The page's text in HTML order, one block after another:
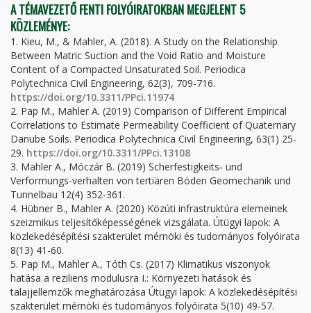
A TÉMAVEZETŐ FENTI FOLYÓIRATOKBAN MEGJELENT 5
KÖZLEMÉNYE:
1. Kieu, M., & Mahler, A. (2018). A Study on the Relationship
Between Matric Suction and the Void Ratio and Moisture
Content of a Compacted Unsaturated Soil. Periodica
Polytechnica Civil Engineering, 62(3), 709-716.
https://doi.org/10.3311/PPci.11974
2. Pap M., Mahler A. (2019) Comparison of Different Empirical
Correlations to Estimate Permeability Coefficient of Quaternary
Danube Soils. Periodica Polytechnica Civil Engineering, 63(1) 25-
29. https://doi.org/10.3311/PPci.13108
3. Mahler A., Móczár B. (2019) Scherfestigkeits‐ und
Verformungs-verhalten von tertiären Böden Geomechanik und
Tunnelbau 12(4) 352-361.
4. Hübner B., Mahler A. (2020) Közúti infrastruktúra elemeinek
szeizmikus teljesítőképességének vizsgálata. Útügyi lapok: A
közlekedésépítési szakterület mérnöki és tudományos folyóirata
8(13) 41-60.
5. Pap M., Mahler A., Tóth Cs. (2017) Klimatikus viszonyok
hatása a reziliens modulusra I.: Környezeti hatások és
talajjellemzők meghatározása Útügyi lapok: A közlekedésépítési
szakterület mérnöki és tudományos folyóirata 5(10) 49-57.